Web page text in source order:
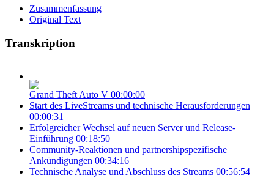
Zusammenfassung
Original Text
Transkription
Grand Theft Auto V 00:00:00
Start des LiveStreams und technische Herausforderungen
00:00:31
Erfolgreicher Wechsel auf neuen Server und Release-
Einführung 00:18:50
Community-Reaktionen und partnershipspezifische
Ankündigungen 00:34:16
Technische Analyse und Abschluss des Streams 00:56:54